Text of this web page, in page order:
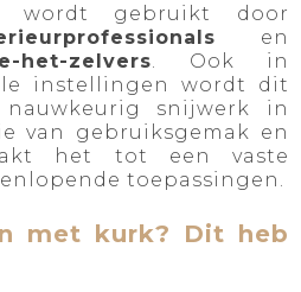
wordt gebruikt door
en
het-zelvers . Ook in
instellingen wordt dit
snijwerk in
van gebruiksgemak en
het tot een vaste
toepassingen.
met kurk? Dit heb